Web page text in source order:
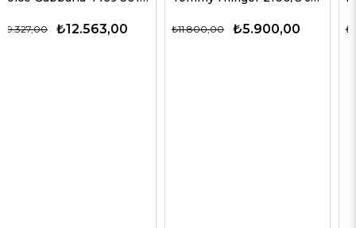
₺5.900,00
₺11.800,00 ₺9.900,00
₺24.750,00